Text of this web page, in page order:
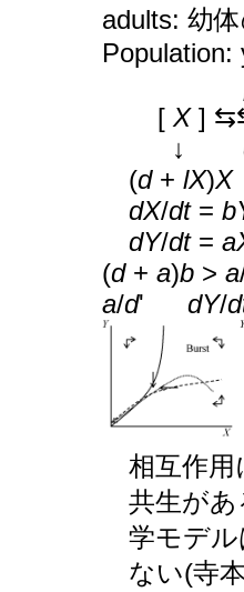
adults: 幼
Population:
[ X]
↓
(d+ lX)X
dX/dt=
dY/dt=
(d+ a)b > a
a/d' dY/
相互作用
共生が
学モデ
ない(寺